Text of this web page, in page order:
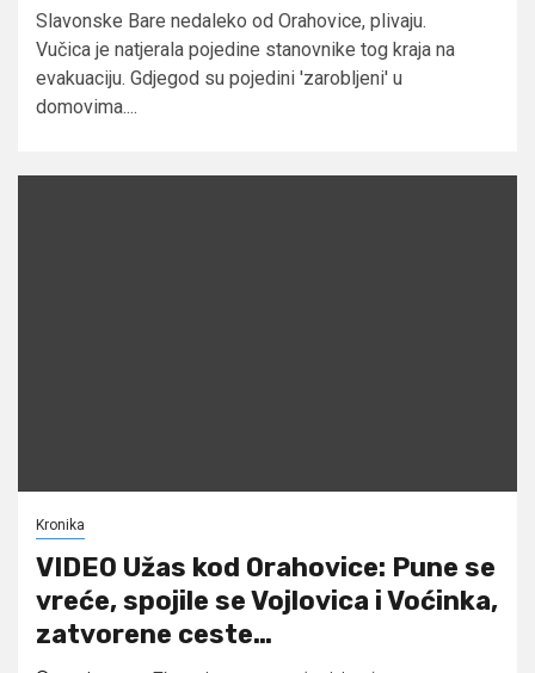
Slavonske Bare nedaleko od Orahovice, plivaju.
Vučica je natjerala pojedine stanovnike tog kraja na
evakuaciju. Gdjegod su pojedini 'zarobljeni' u
domovima....
Kronika
VIDEO Užas kod Orahovice: Pune se
vreće, spojile se Vojlovica i Voćinka,
zatvorene ceste…